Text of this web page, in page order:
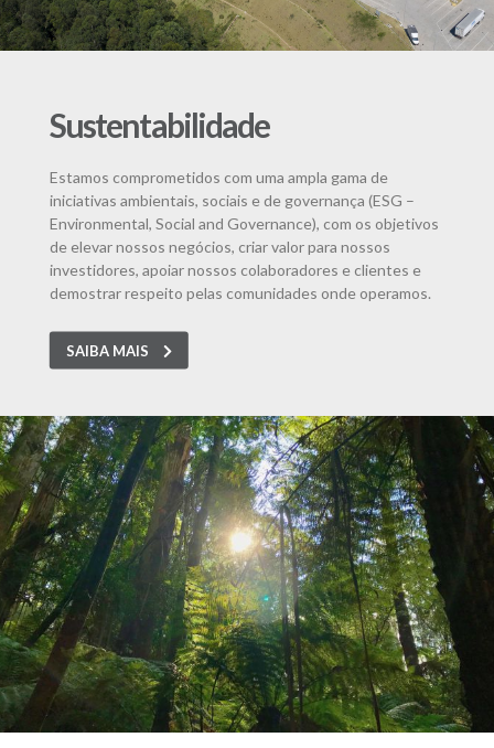
Sustentabilidade
Estamos comprometidos com uma ampla gama de
iniciativas ambientais, sociais e de governança (ESG –
Environmental, Social and Governance), com os objetivos
de elevar nossos negócios, criar valor para nossos
investidores, apoiar nossos colaboradores e clientes e
demostrar respeito pelas comunidades onde operamos.
SAIBA MAIS